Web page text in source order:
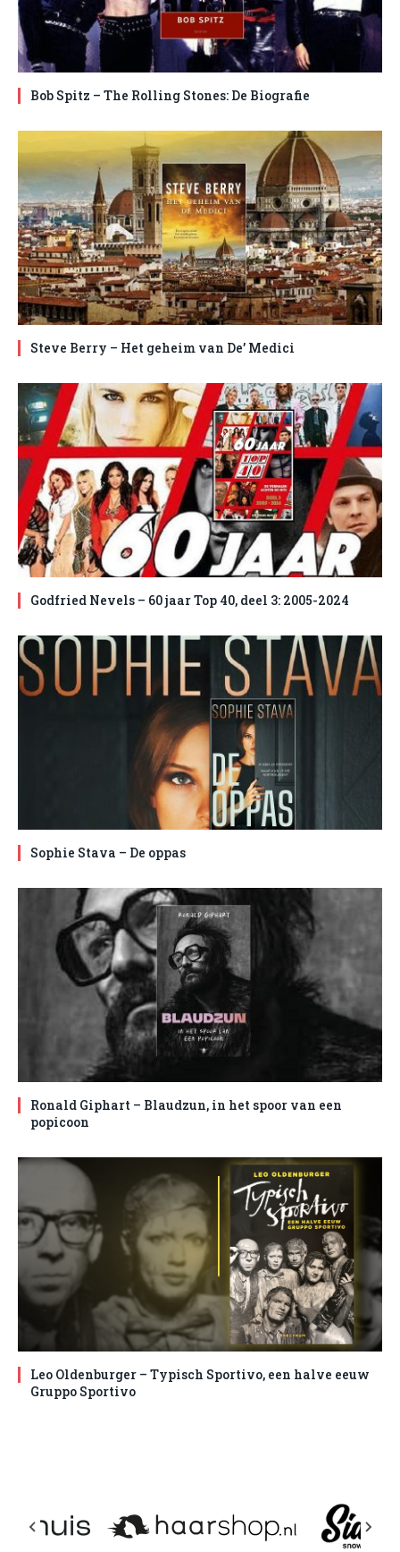
Bob Spitz – The Rolling Stones: De Biografie
Steve Berry – Het geheim van De’ Medici
Godfried Nevels – 60 jaar Top 40, deel 3: 2005-2024
Sophie Stava – De oppas
Ronald Giphart – Blaudzun, in het spoor van een
popicoon
Leo Oldenburger – Typisch Sportivo, een halve eeuw
Gruppo Sportivo